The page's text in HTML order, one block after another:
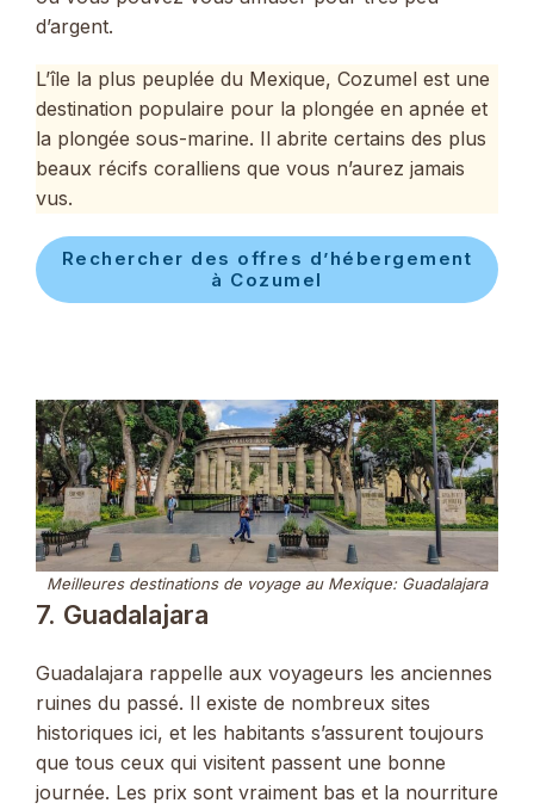
d’argent.
L’île la plus peuplée du Mexique, Cozumel est une
destination populaire pour la plongée en apnée et
la plongée sous-marine. Il abrite certains des plus
beaux récifs coralliens que vous n’aurez jamais
vus.
Rechercher des offres d’hébergement
à Cozumel
Meilleures destinations de voyage au Mexique: Guadalajara
7. Guadalajara
Guadalajara rappelle aux voyageurs les anciennes
ruines du passé. Il existe de nombreux sites
historiques ici, et les habitants s’assurent toujours
que tous ceux qui visitent passent une bonne
journée. Les prix sont vraiment bas et la nourriture